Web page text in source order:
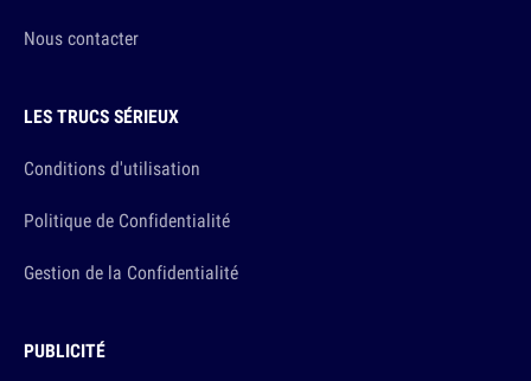
Nous contacter
LES TRUCS SÉRIEUX
Conditions d'utilisation
Politique de Confidentialité
Gestion de la Confidentialité
PUBLICITÉ